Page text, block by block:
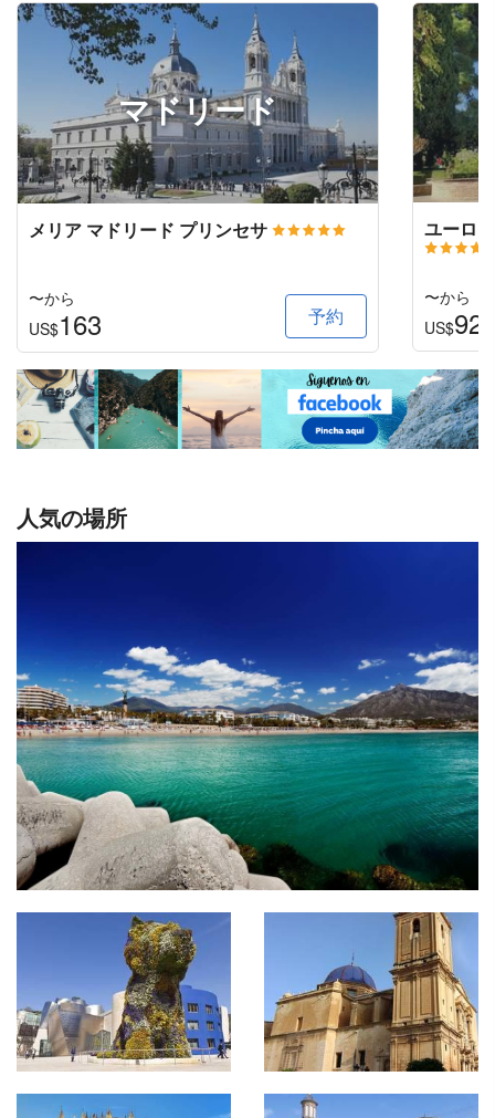
マドリード
メリア マドリード プリンセサ
〜から
US$163 予約
ユーロ
〜から
US$92
人気の場所